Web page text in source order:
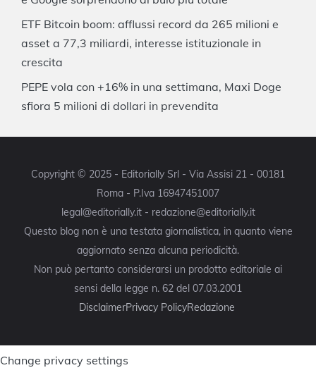
ETF Bitcoin boom: afflussi record da 265 milioni e
asset a 77,3 miliardi, interesse istituzionale in
crescita
PEPE vola con +16% in una settimana, Maxi Doge
sfiora 5 milioni di dollari in prevendita
Copyright © 2025 - Editorially Srl - Via Assisi 21 - 00181
Roma - P.Iva 16947451007
legal@editorially.it - redazione@editorially.it
Questo blog non è una testata giornalistica, in quanto viene
aggiornato senza alcuna periodicità.
Non può pertanto considerarsi un prodotto editoriale ai
sensi della legge n. 62 del 07.03.2001
DisclaimerPrivacy PolicyRedazione
Change privacy settings